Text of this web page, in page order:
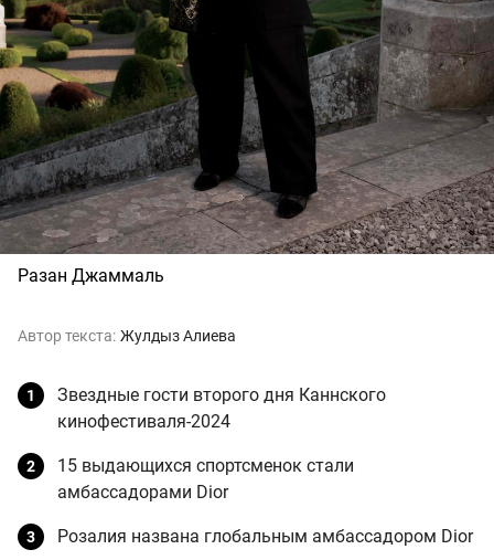
Разан Джаммаль
Автор текста: Жулдыз Алиева
Звездные гости второго дня Каннского
кинофестиваля-2024
15 выдающихся спортсменок стали
амбассадорами Dior
Розалия названа глобальным амбассадором Dior